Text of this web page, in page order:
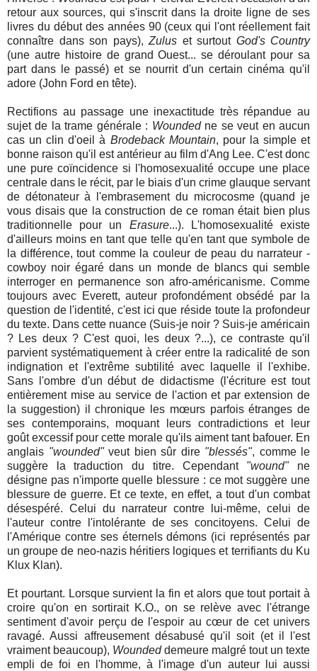
retour aux sources, qui s'inscrit dans la droite ligne de ses
livres du début des années 90 (ceux qui l'ont réellement fait
connaître dans son pays), Zulus et surtout God's Country
(une autre histoire de grand Ouest... se déroulant pour sa
part dans le passé) et se nourrit d'un certain cinéma qu'il
adore (John Ford en tête).
Rectifions au passage une inexactitude très répandue au
sujet de la trame générale : Wounded ne se veut en aucun
cas un clin d'oeil à Brodeback Mountain, pour la simple et
bonne raison qu'il est antérieur au film d'Ang Lee. C'est donc
une pure coïncidence si l'homosexualité occupe une place
centrale dans le récit, par le biais d'un crime glauque servant
de détonateur à l'embrasement du microcosme (quand je
vous disais que la construction de ce roman était bien plus
traditionnelle pour un Erasure...). L'homosexualité existe
d'ailleurs moins en tant que telle qu'en tant que symbole de
la différence, tout comme la couleur de peau du narrateur -
cowboy noir égaré dans un monde de blancs qui semble
interroger en permanence son afro-américanisme. Comme
toujours avec Everett, auteur profondément obsédé par la
question de l'identité, c'est ici que réside toute la profondeur
du texte. Dans cette nuance (Suis-je noir ? Suis-je américain
? Les deux ? C'est quoi, les deux ?...), ce contraste qu'il
parvient systématiquement à créer entre la radicalité de son
indignation et l'extrême subtilité avec laquelle il l'exhibe.
Sans l'ombre d'un début de didactisme (l'écriture est tout
entièrement mise au service de l'action et par extension de
la suggestion) il chronique les mœurs parfois étranges de
ses contemporains, moquant leurs contradictions et leur
goût excessif pour cette morale qu'ils aiment tant bafouer. En
anglais "wounded" veut bien sûr dire "blessés", comme le
suggère la traduction du titre. Cependant "wound"ne
désigne pas n'importe quelle blessure : ce mot suggère une
blessure de guerre. Et ce texte, en effet, a tout d'un combat
désespéré. Celui du narrateur contre lui-même, celui de
l'auteur contre l'intolérante de ses concitoyens. Celui de
l'Amérique contre ses éternels démons (ici représentés par
un groupe de neo-nazis héritiers logiques et terrifiants du Ku
Klux Klan).
Et pourtant. Lorsque survient la fin et alors que tout portait à
croire qu'on en sortirait K.O., on se relève avec l'étrange
sentiment d'avoir perçu de l'espoir au cœur de cet univers
ravagé. Aussi affreusement désabusé qu'il soit (et il l'est
vraiment beaucoup), Woundeddemeure malgré tout un texte
empli de foi en l'homme, à l'image d'un auteur lui aussi